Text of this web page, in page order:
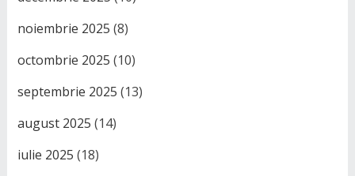
noiembrie 2025 (8)
octombrie 2025 (10)
septembrie 2025 (13)
august 2025 (14)
iulie 2025 (18)